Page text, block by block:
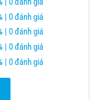
| 0 đánh giá
| 0 đánh giá
| 0 đánh giá
| 0 đánh giá